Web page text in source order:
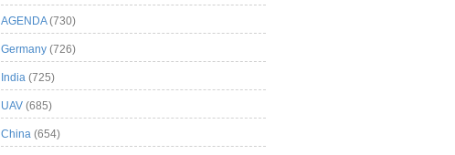
AGENDA(730)
Germany (726)
India (725)
UAV (685)
China (654)